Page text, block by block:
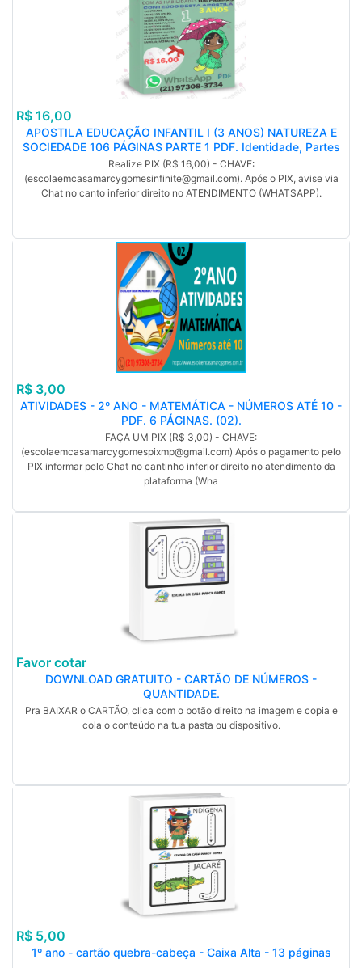
R$ 16,00
APOSTILA EDUCAÇÃO INFANTIL I (3 ANOS) NATUREZA E
SOCIEDADE 106 PÁGINAS PARTE 1 PDF. Identidade, Partes
Do Corpo, Higiene Pessoal, Saúde, Alimentação, Os Sentidos:
Paladar, Os Sentidos: Visão, Os Sentidos: Audição, Os
Sentidos: Olfato, (MP).
Realize PIX (R$ 16,00) - CHAVE:
(escolaemcasamarcygomesinfinite@gmail.com). Após o PIX, avise via
Chat no canto inferior direito no ATENDIMENTO (WHATSAPP).
R$ 3,00
ATIVIDADES - 2º ANO - MATEMÁTICA - NÚMEROS ATÉ 10 -
PDF. 6 PÁGINAS. (02).
FAÇA UM PIX (R$ 3,00) - CHAVE:
(escolaemcasamarcygomespixmp@gmail.com) Após o pagamento pelo
PIX informar pelo Chat no cantinho inferior direito no atendimento da
plataforma (Wha
Favor cotar
DOWNLOAD GRATUITO - CARTÃO DE NÚMEROS -
QUANTIDADE.
Pra BAIXAR o CARTÃO, clica com o botão direito na imagem e copia e
cola o conteúdo na tua pasta ou dispositivo.
R$ 5,00
1º ano - cartão quebra-cabeça - Caixa Alta - 13 páginas